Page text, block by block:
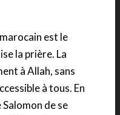
est le
la prière. La
à Allah, sans
à tous. En
de se